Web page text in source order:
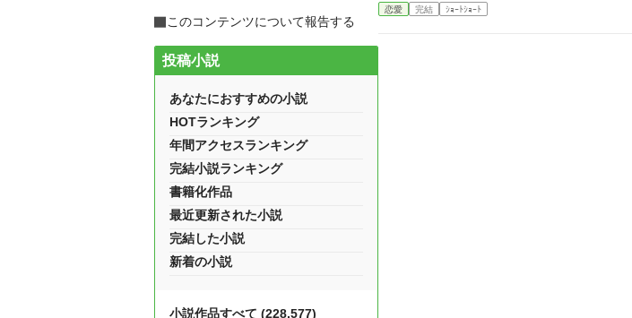
恋愛 完結 ｼｮｰﾄｼｮｰﾄ
このコンテンツについて報告する
投稿小説
あなたにおすすめの小説
HOTランキング
年間アクセスランキング
完結小説ランキング
書籍化作品
最近更新された小説
完結した小説
新着の小説
小説作品すべて (228,577)